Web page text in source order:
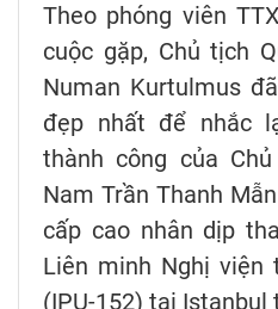
Theo phóng viên
cuộc gặp, Chủ tịch
Numan Kurtulmus
đẹp nhất để nhắc
thành công của
Nam Trần Thanh
cấp cao nhân dịp
Liên minh Nghị
(IPU-152) tại Istanbul